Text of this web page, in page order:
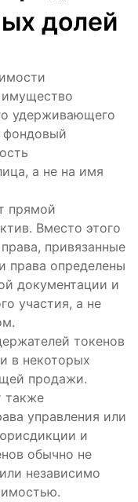
долей
имущество
удерживающего
фондовый
а не на имя
прямой
Вместо этого
привязанные
права определены
документации и
участия, а не
токенов
в некоторых
продажи.
также
управления или
и
обычно не
независимо